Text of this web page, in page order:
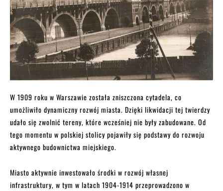
W 1909 roku w Warszawie została zniszczona cytadela, co
umożliwiło dynamiczny rozwój miasta. Dzięki likwidacji tej twierdzy
udało się zwolnić tereny, które wcześniej nie były zabudowane. Od
tego momentu w polskiej stolicy pojawiły się podstawy do rozwoju
aktywnego budownictwa miejskiego.
Miasto aktywnie inwestowało środki w rozwój własnej
infrastruktury, w tym w latach 1904-1914 przeprowadzono w